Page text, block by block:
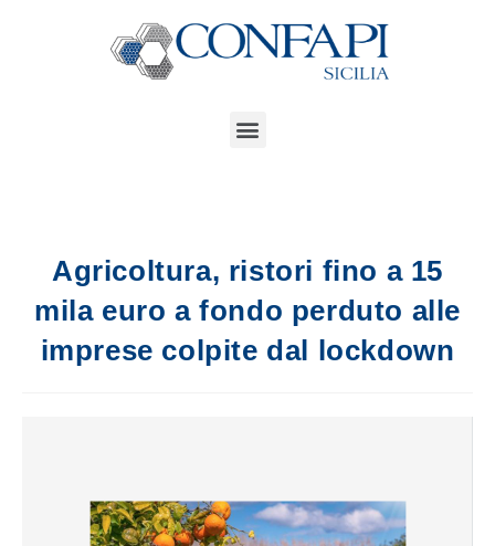
Agricoltura, ristori fino a 15
mila euro a fondo perduto alle
imprese colpite dal lockdown